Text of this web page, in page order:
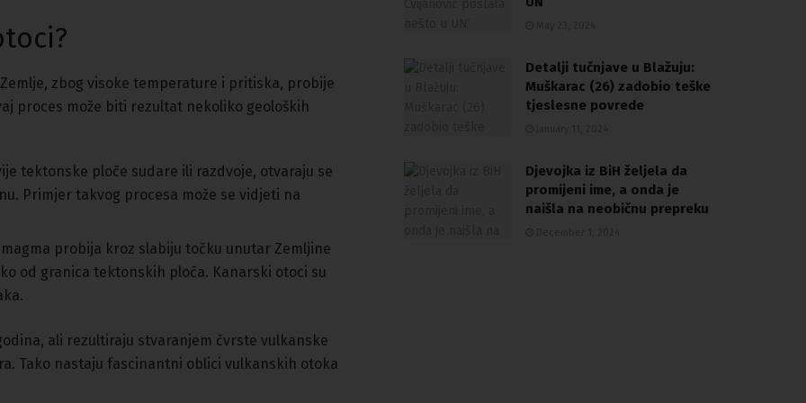
zbog visoke temperature i pritiska, probije
proces može biti rezultat nekoliko geoloških
tektonske ploče sudare ili razdvoje, otvaraju se
Primjer takvog procesa može se vidjeti na
probija kroz slabiju točku unutar Zemljine
od granica tektonskih ploča. Kanarski otoci su
ali rezultiraju stvaranjem čvrste vulkanske
Tako nastaju fascinantni oblici vulkanskih otoka
Detalji tučnjave u Blažuju:
Muškarac (26) zadobio teške
tjeslesne povrede
Djevojka iz BiH željela da
promijeni ime, a onda je
naišla na neobičnu prepreku